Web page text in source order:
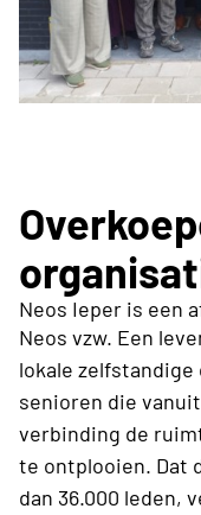
Neos Ieper is een
Neos vzw. Een
lokale
senioren die
verbinding de
te ontplooien. Dat
dan 36.000 leden,